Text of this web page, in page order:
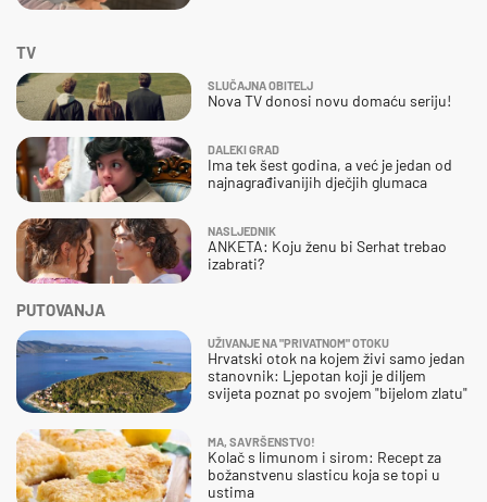
TV
SLUČAJNA OBITELJ
Nova TV donosi novu domaću seriju!
DALEKI GRAD
Ima tek šest godina, a već je jedan od
najnagrađivanijih dječjih glumaca
NASLJEDNIK
ANKETA: Koju ženu bi Serhat trebao
izabrati?
PUTOVANJA
UŽIVANJE NA "PRIVATNOM" OTOKU
Hrvatski otok na kojem živi samo jedan
stanovnik: Ljepotan koji je diljem
svijeta poznat po svojem "bijelom zlatu"
MA, SAVRŠENSTVO!
Kolač s limunom i sirom: Recept za
božanstvenu slasticu koja se topi u
ustima